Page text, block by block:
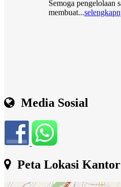
Media Sosial
Peta Lokasi Kantor